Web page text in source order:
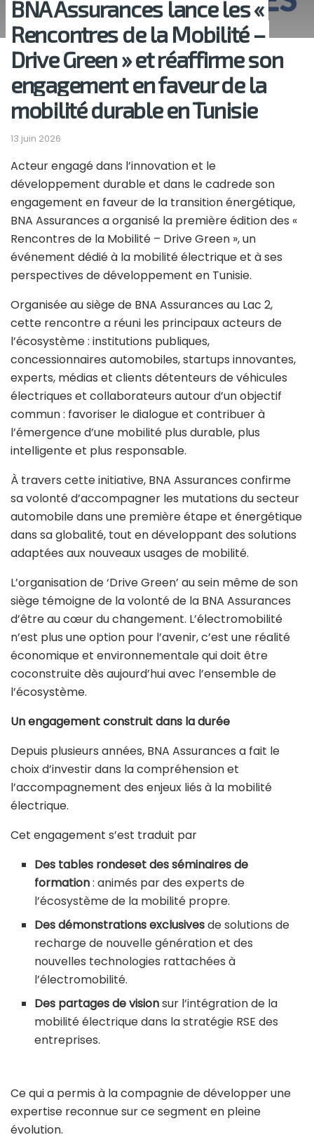
BNA Assurances lance les «
Rencontres de la Mobilité –
Drive Green » et réaffirme son
engagement en faveur de la
mobilité durable en Tunisie
13 juin 2026
Acteur engagé dans l’innovation et le
développement durable et dans le cadrede son
engagement en faveur de la transition énergétique,
BNA Assurances a organisé la première édition des «
Rencontres de la Mobilité – Drive Green », un
événement dédié à la mobilité électrique et à ses
perspectives de développement en Tunisie.
Organisée au siège de BNA Assurances au Lac 2,
cette rencontre a réuni les principaux acteurs de
l’écosystème : institutions publiques,
concessionnaires automobiles, startups innovantes,
experts, médias et clients détenteurs de véhicules
électriques et collaborateurs autour d’un objectif
commun : favoriser le dialogue et contribuer à
l’émergence d’une mobilité plus durable, plus
intelligente et plus responsable.
À travers cette initiative, BNA Assurances confirme
sa volonté d’accompagner les mutations du secteur
automobile dans une première étape et énergétique
dans sa globalité, tout en développant des solutions
adaptées aux nouveaux usages de mobilité.
L’organisation de ‘Drive Green’ au sein même de son
siège témoigne de la volonté de la BNA Assurances
d’être au cœur du changement. L’électromobilité
n’est plus une option pour l’avenir, c’est une réalité
économique et environnementale qui doit être
coconstruite dès aujourd’hui avec l’ensemble de
l’écosystème.
Un engagement construit dans la durée
Depuis plusieurs années, BNA Assurances a fait le
choix d’investir dans la compréhension et
l’accompagnement des enjeux liés à la mobilité
électrique.
Cet engagement s’est traduit par
Des tables rondeset des séminaires de
formation: animés par des experts de
l’écosystème de la mobilité propre.
Des démonstrations exclusivesde solutions de
recharge de nouvelle génération et des
nouvelles technologies rattachées à
l’électromobilité.
Des partages de visionsur l’intégration de la
mobilité électrique dans la stratégie RSE des
entreprises.
Ce qui a permis à la compagnie de développer une
expertise reconnue sur ce segment en pleine
évolution.